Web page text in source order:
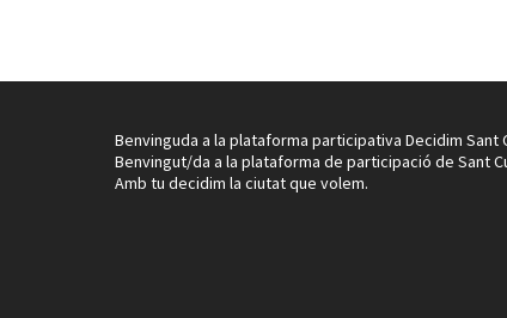
Benvinguda a la plataforma participativa Decidim Sant
Benvingut/da a la plataforma de participació de Sant
Amb tu decidim la ciutat que volem.